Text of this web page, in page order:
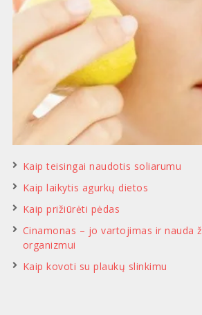
Kaip teisingai naudotis soliarumu
Kaip laikytis agurkų dietos
Kaip prižiūrėti pėdas
Cinamonas – jo vartojimas ir nauda
organizmui
Kaip kovoti su plaukų slinkimu